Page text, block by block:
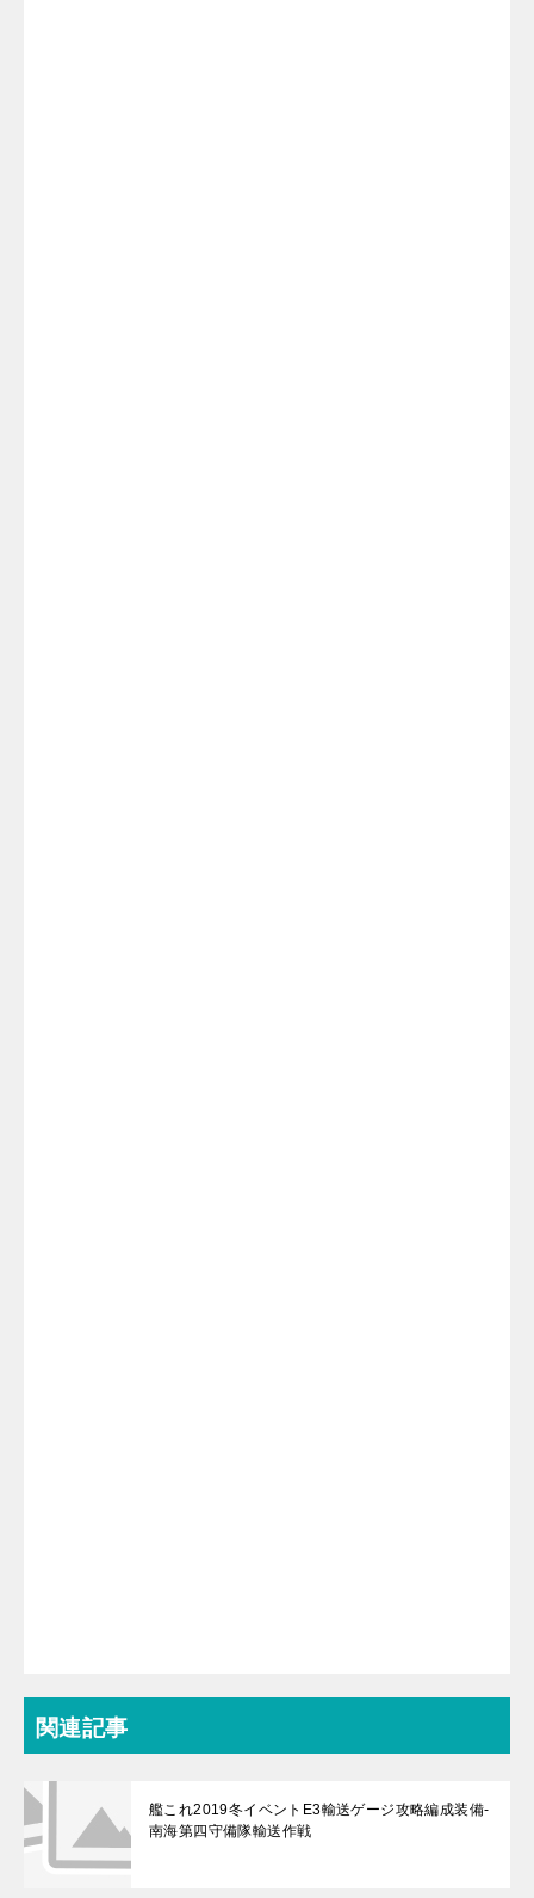
関連記事
艦これ2019冬イベントE3輸送ゲージ攻略編成装備-
南海第四守備隊輸送作戦